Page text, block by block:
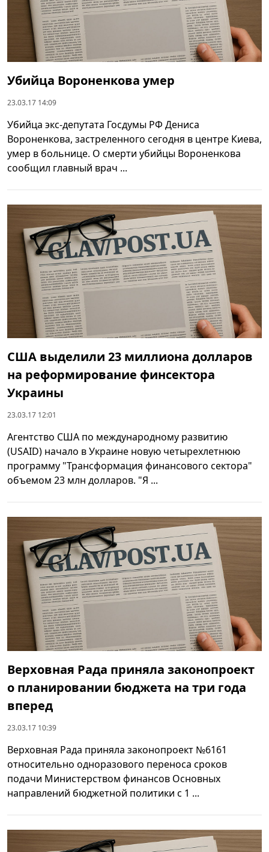
Убийца Вороненкова умер
23.03.17 14:09
Убийца экс-депутата Госдумы РФ Дениса
Вороненкова, застреленного сегодня в центре Киева,
умер в больнице. О смерти убийцы Вороненкова
сообщил главный врач ...
США выделили 23 миллиона долларов
на реформирование финсектора
Украины
23.03.17 12:01
Агентство США по международному развитию
(USAID) начало в Украине новую четырехлетнюю
программу "Трансформация финансового сектора"
объемом 23 млн долларов. "Я ...
Верховная Рада приняла законопроект
о планировании бюджета на три года
вперед
23.03.17 10:39
Верховная Рада приняла законопроект №6161
относительно одноразового переноса сроков
подачи Министерством финансов Основных
направлений бюджетной политики с 1 ...